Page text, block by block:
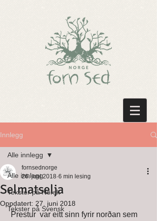
Innlegg
Alle innlegg
Tekster på Norsk
Tekster på Svensk
Alle innlegg
Selmatselja
fornsednorge
26. juni 2018 6 min lesing
Oppdatert: 27. juni 2018